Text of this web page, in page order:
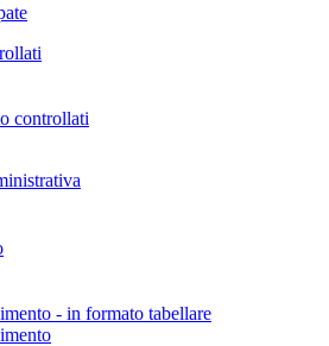
controllati
- in formato tabellare